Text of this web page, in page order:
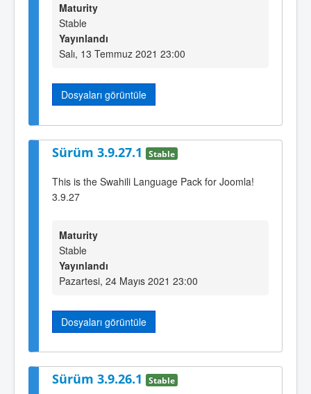
Maturity
Stable
Yayınlandı
Salı, 13 Temmuz 2021 23:00
Dosyaları görüntüle
Sürüm 3.9.27.1 Stable
This is the Swahili Language Pack for Joomla!
3.9.27
Maturity
Stable
Yayınlandı
Pazartesi, 24 Mayıs 2021 23:00
Dosyaları görüntüle
Sürüm 3.9.26.1 Stable